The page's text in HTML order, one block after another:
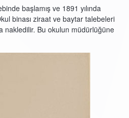
başlamış ve 1891 yılında
binası ziraat ve baytar talebeleri
nakledilir. Bu okulun müdürlüğüne